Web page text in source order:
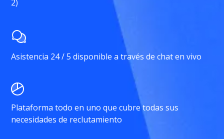
2)
Asistencia 24 / 5 disponible a través de chat en vivo
Plataforma todo en uno que cubre todas sus
necesidades de reclutamiento